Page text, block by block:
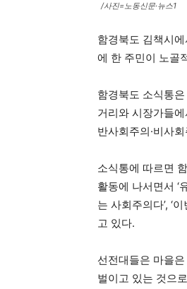
/사진=노동신문·뉴스1
함경북도 김책시
에 한 주민이 노골
함경북도 소식통
거리와 시장가들
반사회주의·비사
소식통에 따르면
활동에 나서면서 ‘
는 사회주의다’, ‘
고 있다.
선전대들은 마을
벌이고 있는 것으